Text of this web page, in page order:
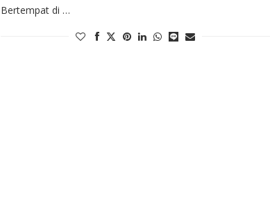
Bertempat di …